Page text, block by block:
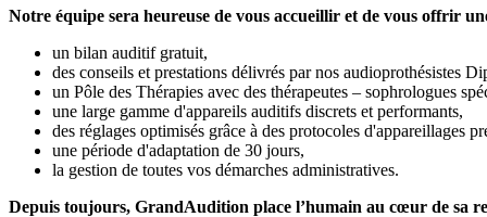
Notre équipe sera heureuse de vous accueillir et de vous offrir
un bilan auditif gratuit,
des conseils et prestations délivrés par nos audioprothésistes
un Pôle des Thérapies avec des thérapeutes – sophrologues
une large gamme d'appareils auditifs discrets et performants,
des réglages optimisés grâce à des protocoles d'appareillages
une période d'adaptation de 30 jours,
la gestion de toutes vos démarches administratives.
Depuis toujours, GrandAudition place l’humain au cœur de sa